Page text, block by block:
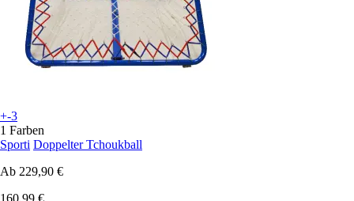
+-3
1 Farben
Sporti Doppelter Tchoukball
Ab 229,90 €
160,99 €